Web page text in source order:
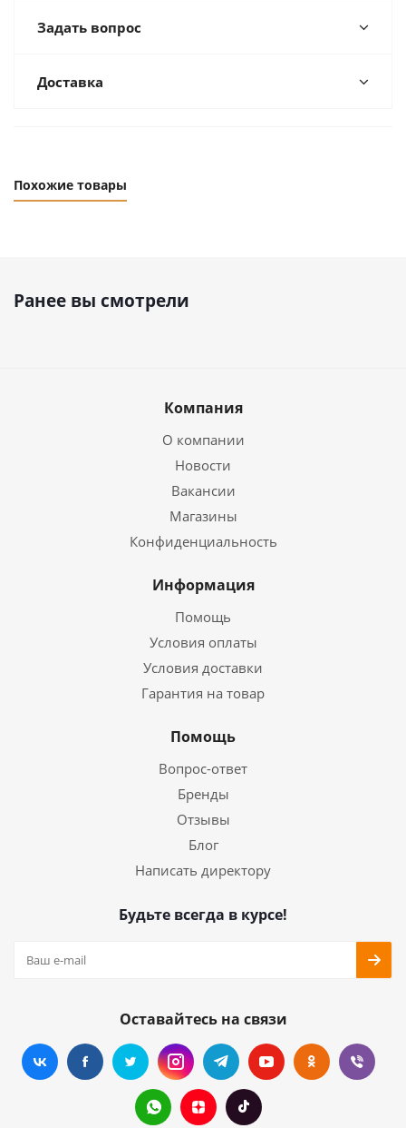
Задать вопрос
Доставка
Похожие товары
Ранее вы смотрели
Компания
О компании
Новости
Вакансии
Магазины
Конфиденциальность
Информация
Помощь
Условия оплаты
Условия доставки
Гарантия на товар
Помощь
Вопрос-ответ
Бренды
Отзывы
Блог
Написать директору
Будьте всегда в курсе!
Оставайтесь на связи